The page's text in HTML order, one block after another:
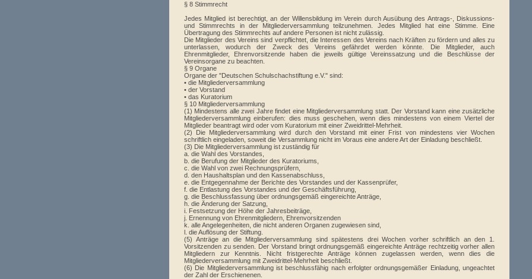
§ 8 Stimmrecht
Jedes Mitglied ist berechtigt, an der Willensbildung im Verein durch Ausübung des Antrags-, Diskussions-
und Stimmrechts in der Mitgliederversammlung teilzunehmen. Jedes Mitglied hat eine Stimme. Eine
Übertragung des Stimmrechts auf andere Personen ist nicht zulässig.
Die Mitglieder des Vereins sind verpflichtet, die Interessen des Vereins nach Kräften zu fördern und alles zu
unterlassen, wodurch der Zweck des Vereins gefährdet werden könnte. Die Mitglieder, auch
Ehrenmitglieder, Ehrenvorsitzende haben die jeweils gültige Vereinssatzung und die Beschlüsse der
Vereinsorgane zu beachten.
§ 9 Organe
Organe der "Deutschen Schulschachstiftung e.V." sind:
• die Mitgliederversammlung
• der Vorstand
• das Kuratorium
§ 10 Mitgliederversammlung
(1) Mindestens alle zwei Jahre findet eine Mitgliederversammlung statt. Der Vorstand kann eine zusätzliche
Mitgliederversammlung einberufen: dies muss geschehen, wenn dies mindestens von einem Viertel der
Mitglieder beantragt wird oder vom Kuratorium mit einer Zweidrittel-Mehrheit.
(2) Die Mitgliederversammlung wird durch den Vorstand mit einer Frist von mindestens vier Wochen
schriftlich eingeladen, soweit die Versammlung nicht im Voraus eine andere Art der Einladung beschließt.
(3) Die Mitgliederversammlung ist zuständig für
a. die Wahl des Vorstandes,
b. die Berufung der Mitglieder des Kuratoriums,
c. die Wahl von zwei Rechnungsprüfern,
d. den Haushaltsplan und den Kassenabschluss,
e. die Entgegennahme der Berichte des Vorstandes und der Kassenprüfer,
f. die Entlastung des Vorstandes und der Geschäftsführung,
g. die Beschlussfassung über ordnungsgemäß eingereichte Anträge,
h. die Änderung der Satzung,
i. Festsetzung der Höhe der Jahresbeiträge,
j. Ernennung von Ehrenmitgliedern, Ehrenvorsitzenden
k. alle Angelegenheiten, die nicht anderen Organen zugewiesen sind,
l. die Auflösung der Stiftung.
(5) Anträge an die Mitgliederversammlung sind spätestens drei Wochen vorher schriftlich an den 1.
Vorsitzenden zu senden. Der Vorstand bringt ordnungsgemäß eingereichte Anträge rechtzeitig vorher allen
Mitgliedern zur Kenntnis. Nicht fristgerechte Anträge können zugelassen werden, wenn dies die
Mitgliederversammlung mit Zweidrittel-Mehrheit beschließt.
(6) Die Mitgliederversammlung ist beschlussfähig nach erfolgter ordnungsgemäßer Einladung, ungeachtet
der Zahl der Erschienenen.